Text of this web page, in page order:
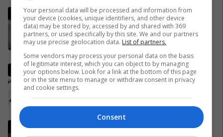
MINUTË PAS MINUTE - Nuk ka
marrëveshje, lufta me Iranin
vazhdon
02/04/2026
Pse Fidel Castro gjithmonë
mbante dy orë të markës
Lideri i Iranit thyen heshtjen,
Your personal data will be processed and information from
your device (cookies, unique identifiers, and other device
data) may be stored by, accessed by and shared with 369
partners, or used specifically by this site. We and our partners
may use precise geolocation data. List of partners.
Some vendors may process your personal data on the basis
of legitimate interest, which you can object to by managing
your options below. Look for a link at the bottom of this page
or in the site menu to manage or withdraw consent in privacy
and cookie settings.
Consent